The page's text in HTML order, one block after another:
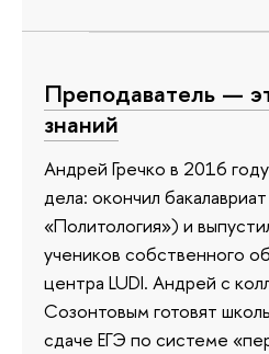
Преподаватель —
знаний
Андрей Гречко в 2016
дела: окончил
«Политология») и
учеников собственного
центра LUDI. Андрей с
Созонтовым готовят
сдаче ЕГЭ по системе